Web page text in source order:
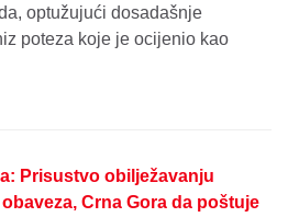
optužujući dosadašnje
poteza koje je ocijenio kao
Prisustvo obilježavanju
Crna Gora da poštuje